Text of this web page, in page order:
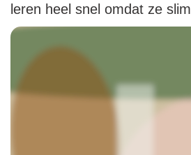
leren heel snel omdat ze